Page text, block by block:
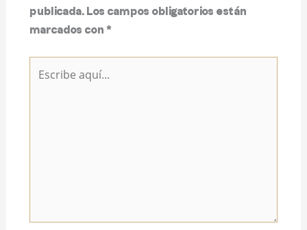
publicada. Los campos obligatorios están
marcados con *